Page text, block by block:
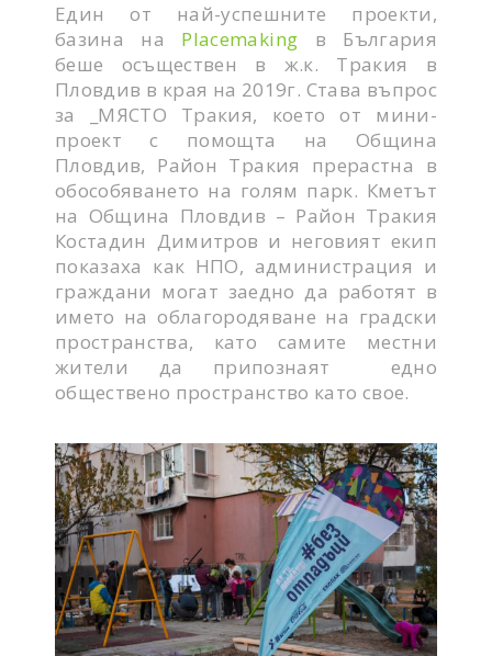
Един от най-успешните проекти,
базина на Placemaking в България
беше осъществен в ж.к. Тракия в
Пловдив в края на 2019г. Става въпрос
за _МЯСТО Тракия, което от мини-
проект с помощта на Община
Пловдив, Район Тракия прерастна в
обособяването на голям парк. Кметът
на Община Пловдив – Район Тракия
Костадин Димитров и неговият екип
показаха как НПО, администрация и
граждани могат заедно да работят в
името на облагородяване на градски
пространства, като самите местни
жители да припознаят едно
обществено пространство като свое.